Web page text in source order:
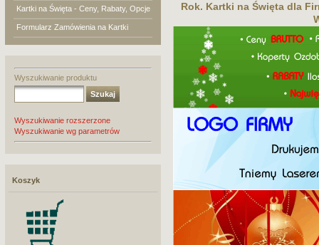
Kartki na Święta - Ceny, Rabaty, Opcje
Formularz Zamówienia na Kartki
Wyszukiwanie produktu
Wyszukiwanie rozszerzone
Wyszukiwanie wg parametrów
Koszyk
Rok. Kartki na Święta dla